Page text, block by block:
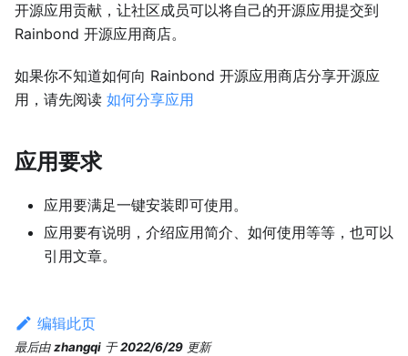
开源应用贡献，让社区成员可以将自己的开源应用提交到
Rainbond 开源应用商店。
如果你不知道如何向 Rainbond 开源应用商店分享开源应
用，请先阅读 如何分享应用
应用要求
应用要满足一键安装即可使用。
应用要有说明，介绍应用简介、如何使用等等，也可以
引用文章。
编辑此页
最后由zhangqi 于2022/6/29 更新